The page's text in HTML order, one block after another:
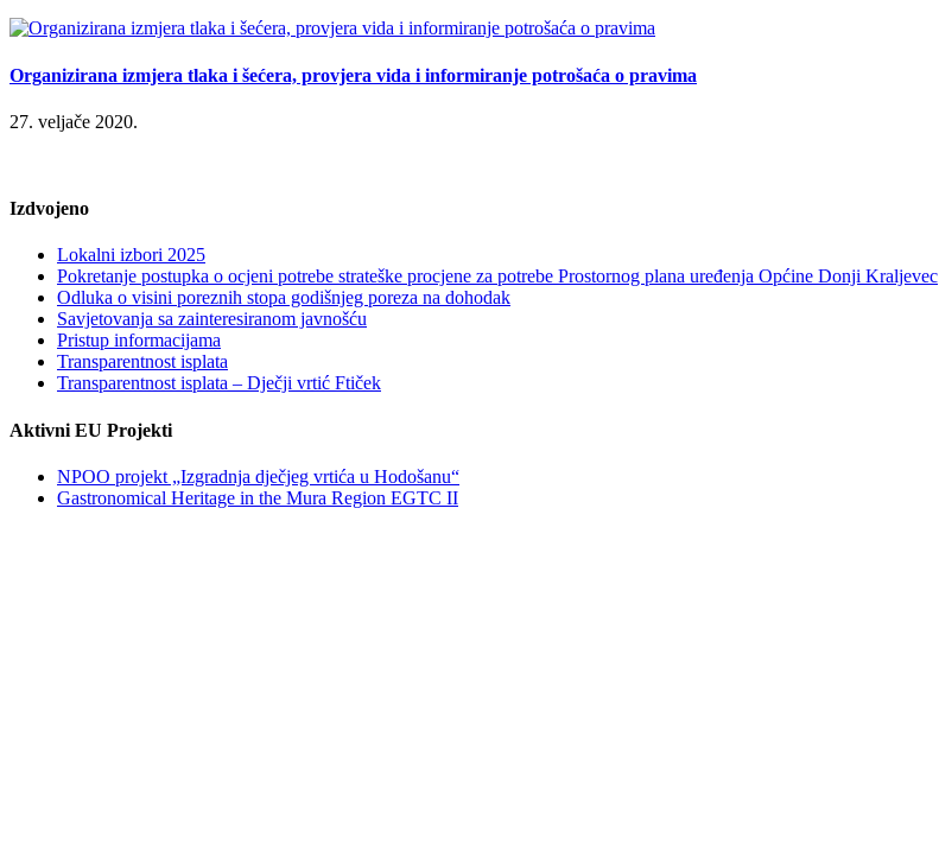
Organizirana izmjera tlaka i šećera, provjera vida i informiranje potrošaća o pravima
27. veljače 2020.
Izdvojeno
Lokalni izbori 2025
Pokretanje postupka o ocjeni potrebe strateške procjene za potrebe Prostornog plana uređenja Općine Donji Kraljevec
Odluka o visini poreznih stopa godišnjeg poreza na dohodak
Savjetovanja sa zainteresiranom javnošću
Pristup informacijama
Transparentnost isplata
Transparentnost isplata – Dječji vrtić Ftiček
Aktivni EU Projekti
NPOO projekt „Izgradnja dječjeg vrtića u Hodošanu“
Gastronomical Heritage in the Mura Region EGTC II